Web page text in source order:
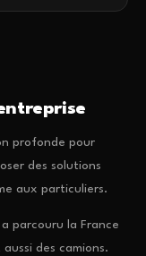
profonde pour
des solutions
aux particuliers.
parcouru la France
des camions.